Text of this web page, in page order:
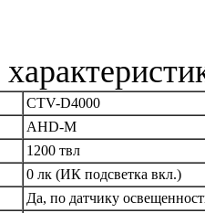
CTV-D4000
AHD-M
1200 твл
0 лк (ИК подсветка вкл.)
Да, по датчику